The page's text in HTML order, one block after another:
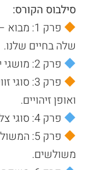
סילבוס הקורס:
פרק 1:
שלה בחיים שלנו.
פרק 2: מושגי יסוד – השפה הגיאומטרית.
פרק 3:
ואופן זיהויים.
פרק 4: סוגי צלעות – אופן זיהוי והבנה.
פרק 5:
משולשים.